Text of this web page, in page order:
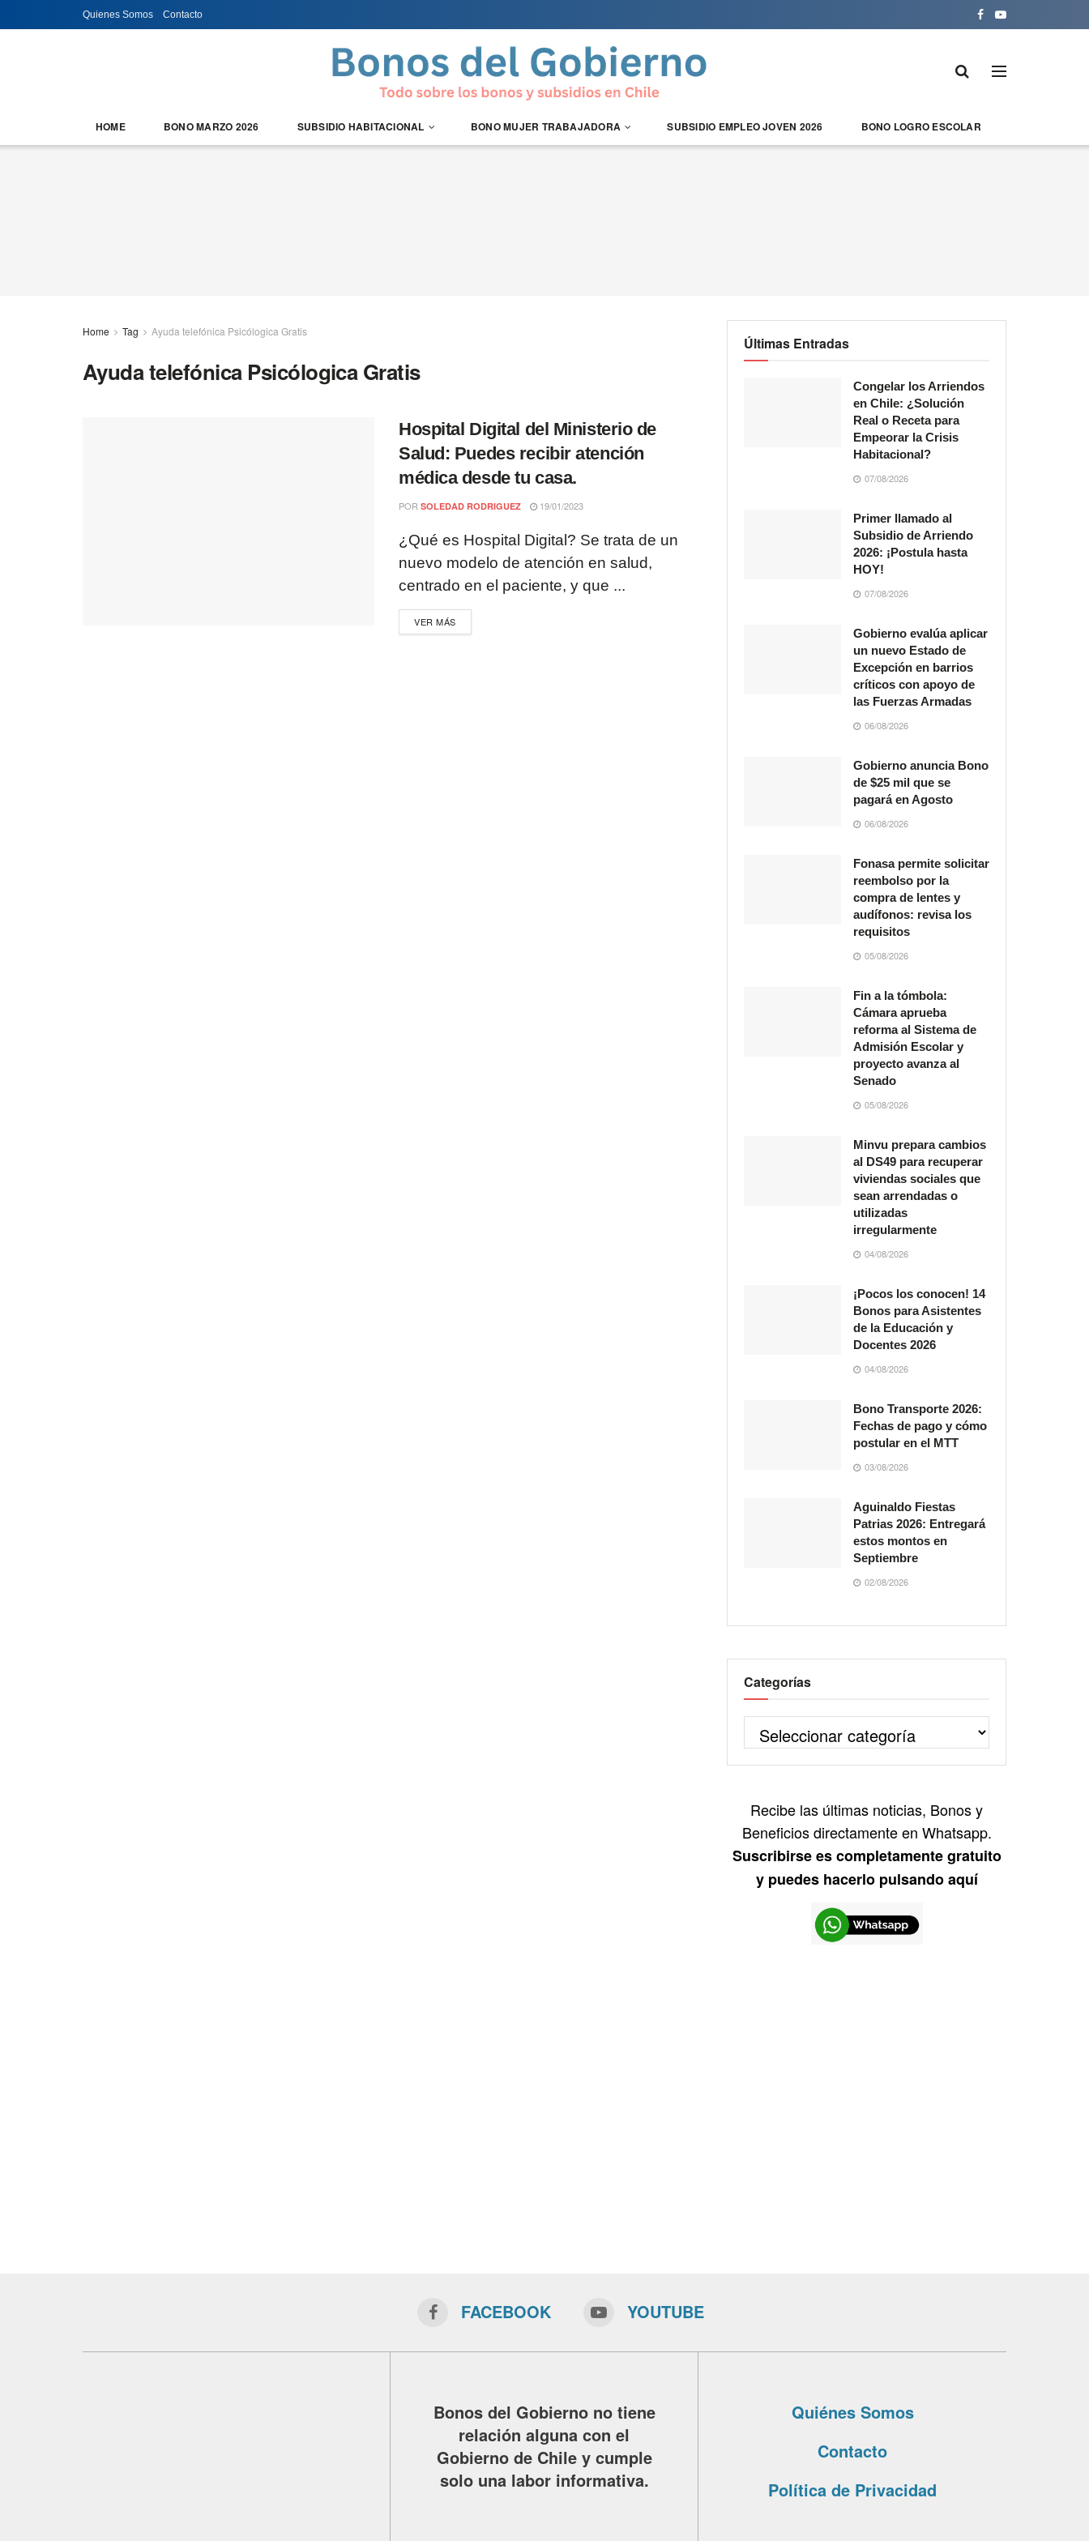
Quienes Somos Contacto
HOME BONO MARZO 2026 SUBSIDIO HABITACIONAL BONO MUJER TRABAJADORA SUBSIDIO EMPLEO JOVEN 2026 BONO LOGRO ESCOLAR
Home Tag Ayuda telefónica Psicólogica Gratis
Ayuda telefónica Psicólogica Gratis
Hospital Digital del Ministerio de
Salud: Puedes recibir atención
médica desde tu casa.
POR SOLEDAD RODRIGUEZ 19/01/2023
¿Qué es Hospital Digital? Se trata de un
nuevo modelo de atención en salud,
centrado en el paciente, y que ...
VER MÁS
Últimas Entradas
Congelar los Arriendos
en Chile: ¿Solución
Real o Receta para
Empeorar la Crisis
Habitacional?
07/08/2026
Primer llamado al
Subsidio de Arriendo
2026: ¡Postula hasta
HOY!
07/08/2026
Gobierno evalúa aplicar
un nuevo Estado de
Excepción en barrios
críticos con apoyo de
las Fuerzas Armadas
06/08/2026
Gobierno anuncia Bono
de $25 mil que se
pagará en Agosto
06/08/2026
Fonasa permite solicitar
reembolso por la
compra de lentes y
audífonos: revisa los
requisitos
05/08/2026
Fin a la tómbola:
Cámara aprueba
reforma al Sistema de
Admisión Escolar y
proyecto avanza al
Senado
05/08/2026
Minvu prepara cambios
al DS49 para recuperar
viviendas sociales que
sean arrendadas o
utilizadas
irregularmente
04/08/2026
¡Pocos los conocen! 14
Bonos para Asistentes
de la Educación y
Docentes 2026
04/08/2026
Bono Transporte 2026:
Fechas de pago y cómo
postular en el MTT
03/08/2026
Aguinaldo Fiestas
Patrias 2026: Entregará
estos montos en
Septiembre
02/08/2026
Categorías
Recibe las últimas noticias, Bonos y
Beneficios directamente en Whatsapp.
Suscribirse es completamente gratuito
y puedes hacerlo pulsando aquí
FACEBOOK YOUTUBE
Bonos del Gobierno no tiene
relación alguna con el
Gobierno de Chile y cumple
solo una labor informativa.
Quiénes Somos
Contacto
Política de Privacidad